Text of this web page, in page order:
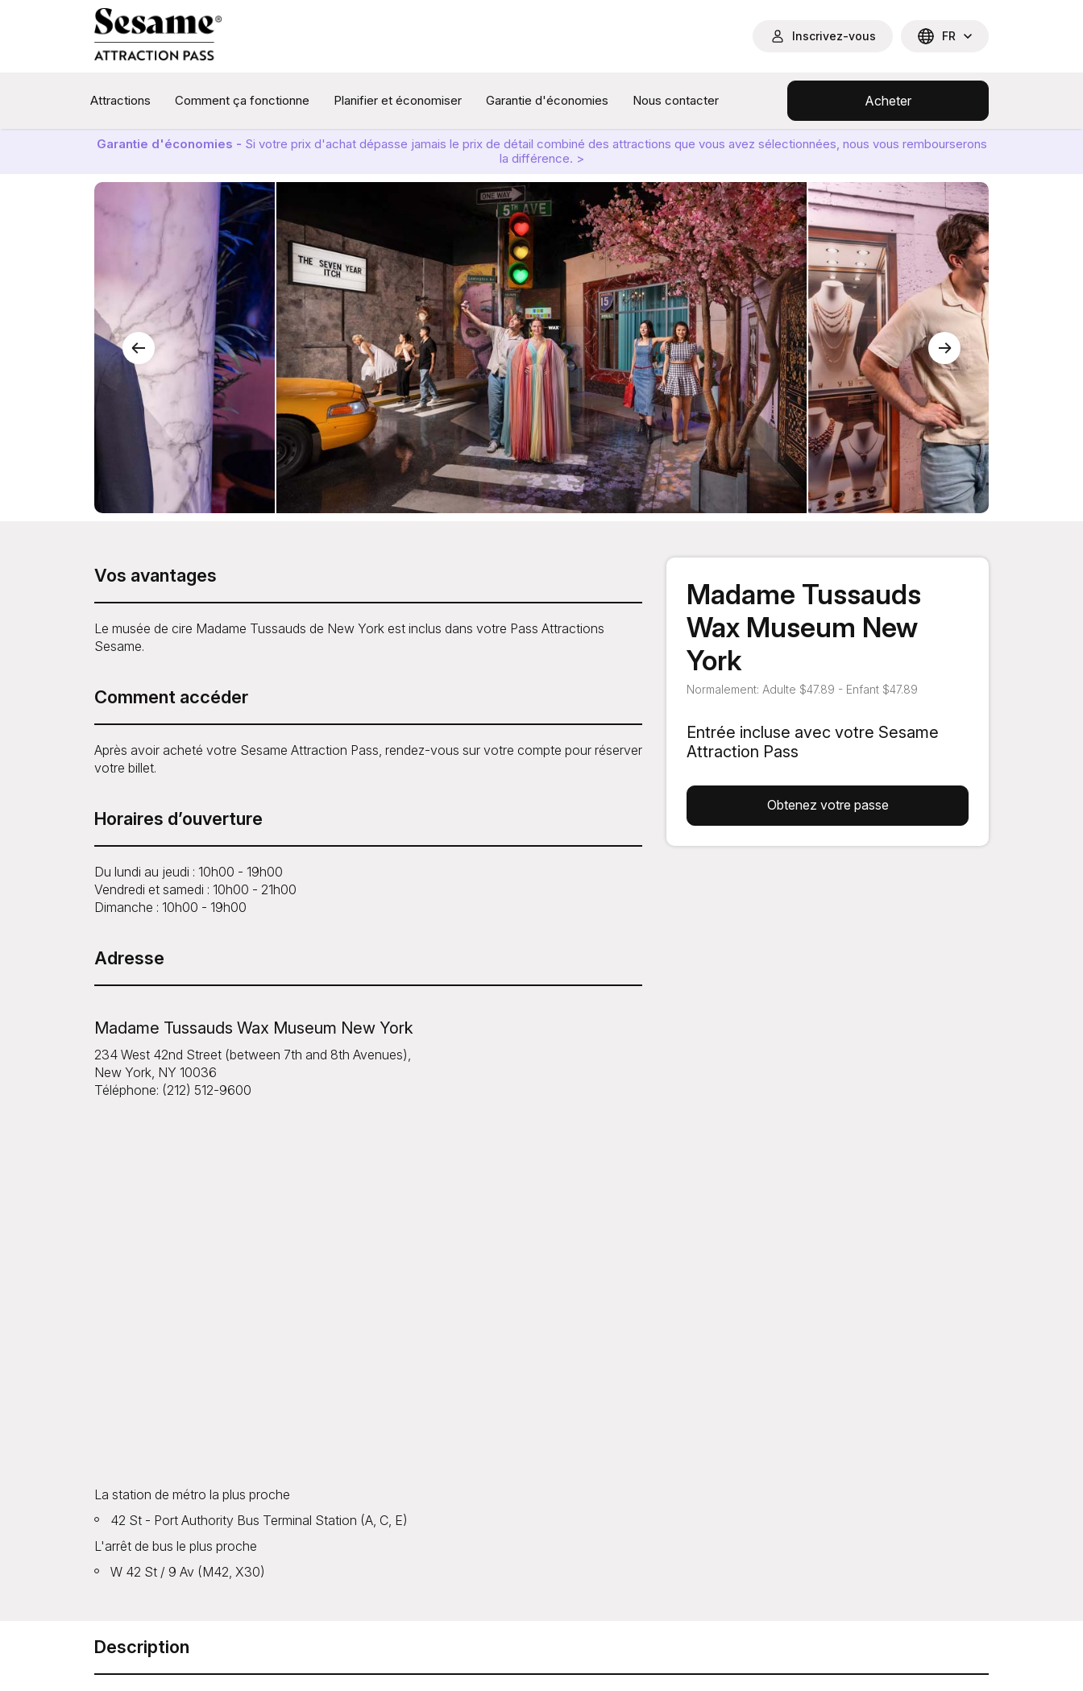
Inscrivez-vous FR
Attractions Comment ça fonctionne Planifier et économiser Garantie d'économies Nous contacter Acheter
Garantie d'économies - Si votre prix d'achat dépasse jamais le prix de détail combiné des attractions que vous avez sélectionnées, nous vous rembourserons
la différence. >
Madame Tussauds
Wax Museum New
York
Normalement: Adulte $47.89 - Enfant $47.89
Entrée incluse avec votre Sesame
Attraction Pass
Obtenez votre passe
Vos avantages
Le musée de cire Madame Tussauds de New York est inclus dans votre Pass Attractions
Sesame.
Comment accéder
Après avoir acheté votre Sesame Attraction Pass, rendez-vous sur votre compte pour réserver
votre billet.
Horaires d’ouverture
Du lundi au jeudi : 10h00 - 19h00
Vendredi et samedi : 10h00 - 21h00
Dimanche : 10h00 - 19h00
Adresse
Madame Tussauds Wax Museum New York
234 West 42nd Street (between 7th and 8th Avenues),
New York, NY 10036
Téléphone: (212) 512-9600
La station de métro la plus proche
42 St - Port Authority Bus Terminal Station (A, C, E)
L'arrêt de bus le plus proche
W 42 St / 9 Av (M42, X30)
Description